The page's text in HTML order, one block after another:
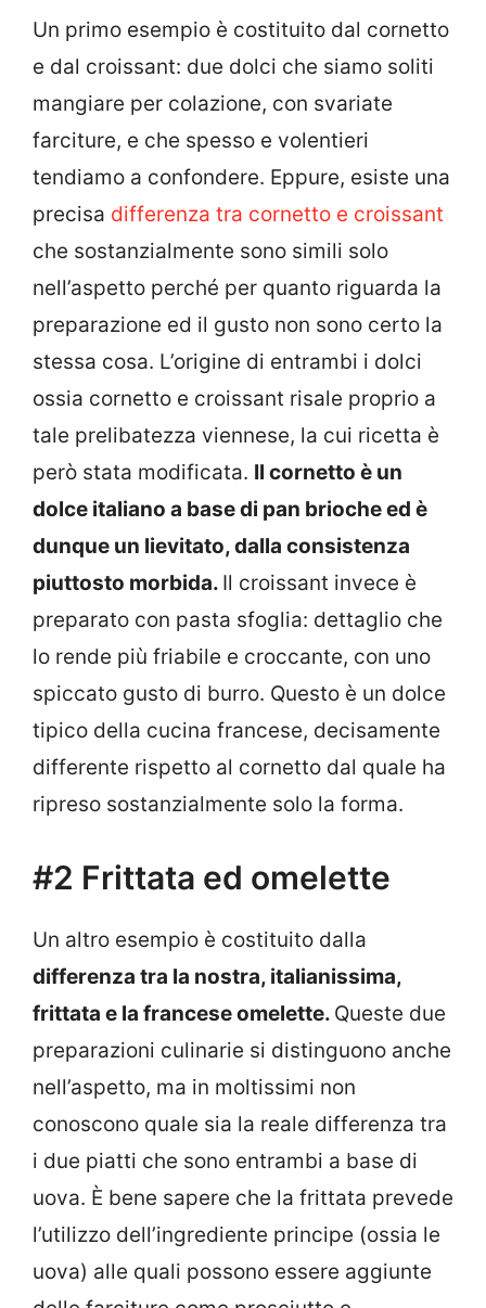
Un primo esempio è costituito dal cornetto
e dal croissant: due dolci che siamo soliti
mangiare per colazione, con svariate
farciture, e che spesso e volentieri
tendiamo a confondere. Eppure, esiste una
precisa differenza tra cornetto e croissant
che sostanzialmente sono simili solo
nell’aspetto perché per quanto riguarda la
preparazione ed il gusto non sono certo la
stessa cosa. L’origine di entrambi i dolci
ossia cornetto e croissant risale proprio a
tale prelibatezza viennese, la cui ricetta è
però stata modificata. Il cornetto è un
dolce italiano a base di pan brioche ed è
dunque un lievitato, dalla consistenza
piuttosto morbida. Il croissant invece è
preparato con pasta sfoglia: dettaglio che
lo rende più friabile e croccante, con uno
spiccato gusto di burro. Questo è un dolce
tipico della cucina francese, decisamente
differente rispetto al cornetto dal quale ha
ripreso sostanzialmente solo la forma.
#2 Frittata ed omelette
Un altro esempio è costituito dalla
differenza tra la nostra, italianissima,
frittata e la francese omelette. Queste due
preparazioni culinarie si distinguono anche
nell’aspetto, ma in moltissimi non
conoscono quale sia la reale differenza tra
i due piatti che sono entrambi a base di
uova. È bene sapere che la frittata prevede
l’utilizzo dell’ingrediente principe (ossia le
uova) alle quali possono essere aggiunte